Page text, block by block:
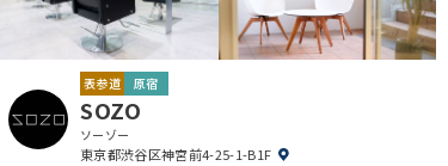
BEST SALON REPORTとは
ライター
美容室を推薦する
表参道 原宿
SOZO
ソーゾー
東京都渋谷区神宮前4-25-1-B1F